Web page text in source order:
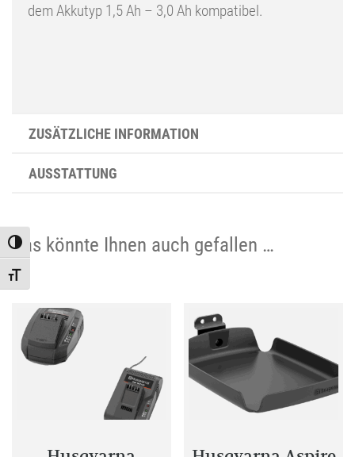
Toggle High Contrast
Toggle Font size
dem Akkutyp 1,5 Ah – 3,0 Ah kompatibel.
ZUSÄTZLICHE INFORMATION
AUSSTATTUNG
Das könnte Ihnen auch gefallen …